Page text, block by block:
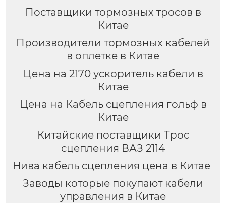
Поставщики тормозных тросов в
Китае
Производители тормозных кабелей
в оплетке в Китае
Цена на 2170 ускоритель кабели в
Китае
Цена на Кабель сцепления гольф в
Китае
Китайские поставщики Трос
сцепления ВАЗ 2114
Нива кабель сцепления цена в Китае
Заводы которые покупают кабели
управления в Китае